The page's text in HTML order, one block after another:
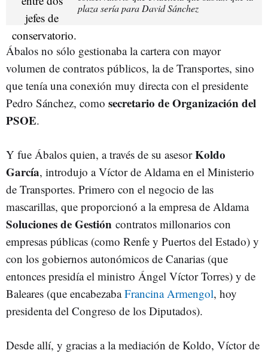
plaza sería para David Sánchez
Ábalos no sólo gestionaba la cartera con mayor
volumen de contratos públicos, la de Transportes, sino
que tenía una conexión muy directa con el presidente
Pedro Sánchez, como secretario de Organización del
PSOE.
Y fue Ábalos quien, a través de su asesorKoldo
García, introdujo a Víctor de Aldama en el Ministerio
de Transportes. Primero con el negocio de las
mascarillas, que proporcionó a la empresa de Aldama
Soluciones de Gestión contratos millonarios con
empresas públicas (como Renfe y Puertos del Estado) y
con los gobiernos autonómicos de Canarias (que
entonces presidía el ministro Ángel Víctor Torres) y de
Baleares (que encabezabaFrancina Armengol, hoy
presidenta del Congreso de los Diputados).
Desde allí, y gracias a la mediación de Koldo, Víctor de